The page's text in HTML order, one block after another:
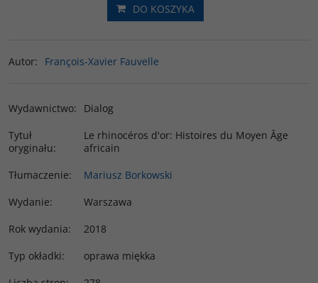
DO KOSZYKA
Autor: François-Xavier Fauvelle
Wydawnictwo:
Dialog
Tytuł
oryginału:
Le rhinocéros d'or: Histoires du Moyen Âge
africain
Tłumaczenie:
Mariusz Borkowski
Wydanie:
Warszawa
Rok wydania:
2018
Typ okładki:
oprawa miękka